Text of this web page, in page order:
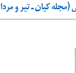
کیان ـ تیر و مرداد